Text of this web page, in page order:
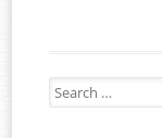
Search
for: